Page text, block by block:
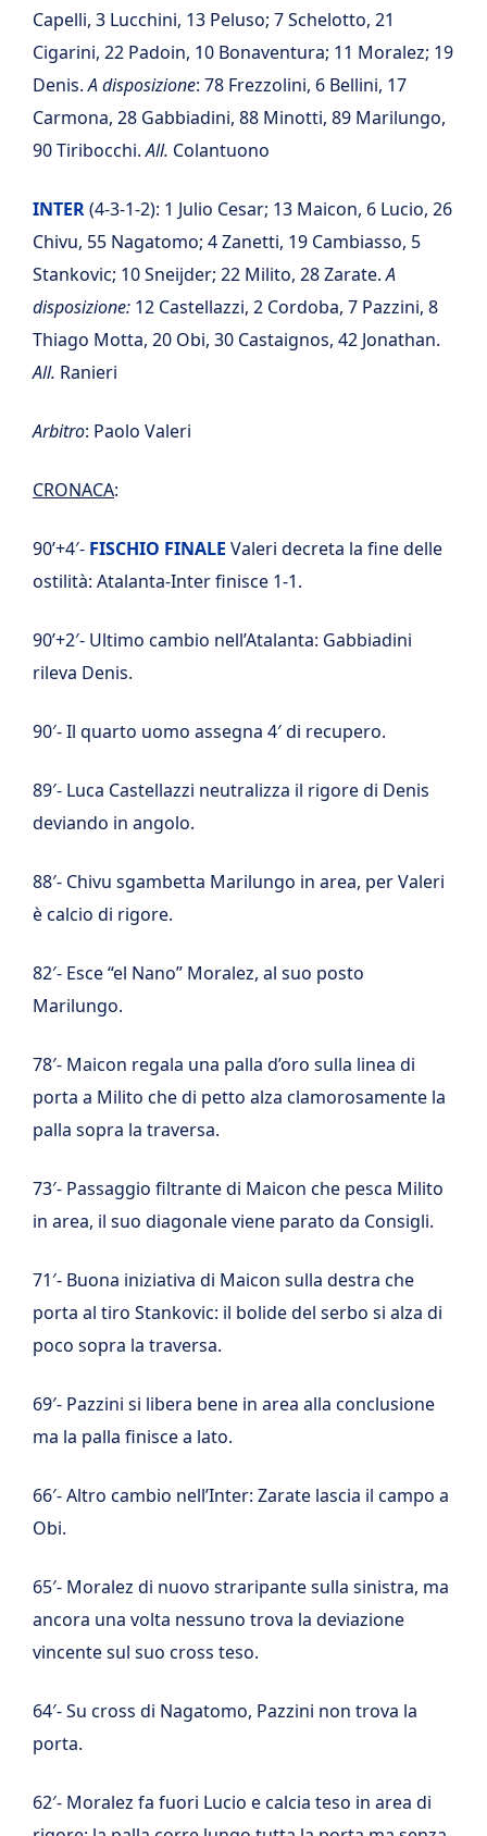
Capelli, 3 Lucchini, 13 Peluso; 7 Schelotto, 21
Cigarini, 22 Padoin, 10 Bonaventura; 11 Moralez; 19
Denis.A disposizione: 78 Frezzolini, 6 Bellini, 17
Carmona, 28 Gabbiadini, 88 Minotti, 89 Marilungo,
90 Tiribocchi.All. Colantuono
INTER(4-3-1-2): 1 Julio Cesar; 13 Maicon, 6 Lucio, 26
Chivu, 55 Nagatomo; 4 Zanetti, 19 Cambiasso, 5
Stankovic; 10 Sneijder; 22 Milito, 28 Zarate.A
disposizione: 12 Castellazzi, 2 Cordoba, 7 Pazzini, 8
Thiago Motta, 20 Obi, 30 Castaignos, 42 Jonathan.
All. Ranieri
Arbitro: Paolo Valeri
CRONACA:
90’+4′- FISCHIO FINALE Valeri decreta la fine delle
ostilità: Atalanta-Inter finisce 1-1.
90’+2′- Ultimo cambio nell’Atalanta: Gabbiadini
rileva Denis.
90′- Il quarto uomo assegna 4′ di recupero.
89′- Luca Castellazzi neutralizza il rigore di Denis
deviando in angolo.
88′- Chivu sgambetta Marilungo in area, per Valeri
è calcio di rigore.
82′- Esce “el Nano” Moralez, al suo posto
Marilungo.
78′- Maicon regala una palla d’oro sulla linea di
porta a Milito che di petto alza clamorosamente la
palla sopra la traversa.
73′- Passaggio filtrante di Maicon che pesca Milito
in area, il suo diagonale viene parato da Consigli.
71′- Buona iniziativa di Maicon sulla destra che
porta al tiro Stankovic: il bolide del serbo si alza di
poco sopra la traversa.
69′- Pazzini si libera bene in area alla conclusione
ma la palla finisce a lato.
66′- Altro cambio nell’Inter: Zarate lascia il campo a
Obi.
65′- Moralez di nuovo straripante sulla sinistra, ma
ancora una volta nessuno trova la deviazione
vincente sul suo cross teso.
64′- Su cross di Nagatomo, Pazzini non trova la
porta.
62′- Moralez fa fuori Lucio e calcia teso in area di